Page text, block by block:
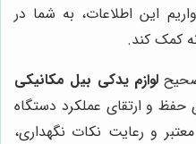
این اطلاعات، به شما در
کمک کند.
صحیحلوازم یدکی بیل مکانیکی
حفظ و ارتقای عملکرد دستگاه
و رعایت نکات نگهداری،